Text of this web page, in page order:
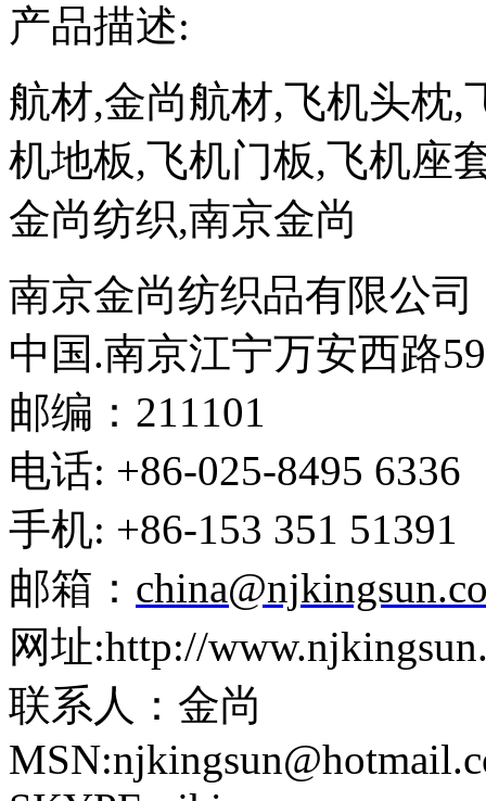
产品描述:
航材,金尚航材,飞机头枕,
机地板,飞机门板,飞机座
金尚纺织,南京金尚
南京金尚纺织品有限公司
中国.南京江宁万安西路
邮编：211101
电话: +86-025-8495 6336
手机: +86-153 351 51391
邮箱：
网址:http://
联系人：金尚